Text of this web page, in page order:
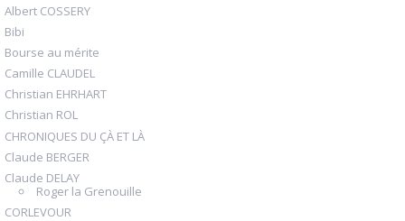
Albert COSSERY
Bibi
Bourse au mérite
Camille CLAUDEL
Christian EHRHART
Christian ROL
CHRONIQUES DU ÇÀ ET LÀ
Claude BERGER
Claude DELAY
Roger la Grenouille
CORLEVOUR